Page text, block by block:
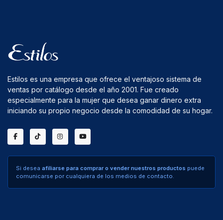
Estilos es una empresa que ofrece el ventajoso sistema de
ventas por catálogo desde el año 2001. Fue creado
especialmente para la mujer que desea ganar dinero extra
iniciando su propio negocio desde la comodidad de su hogar.
Si desea afiliarse para comprar o vender nuestros productos puede
comunicarse por cualquiera de los medios de contacto.